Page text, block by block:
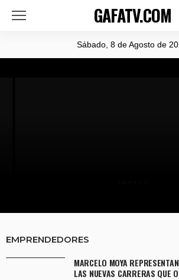
GAFATV.COM
Sábado, 8 de Agosto de
EMPRENDEDORES
MARCELO MOYA
LAS NUEVAS CARRERAS QUE